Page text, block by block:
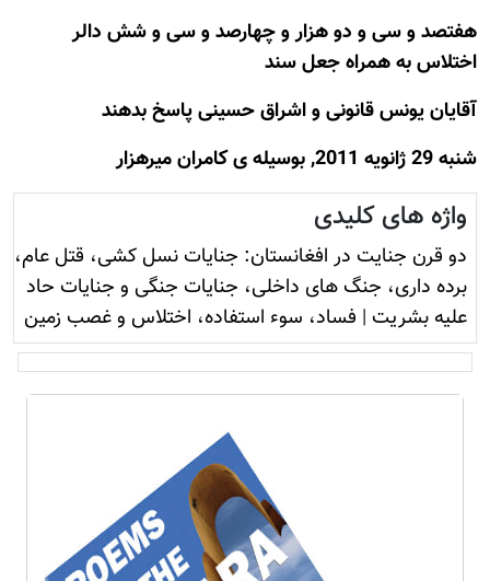
هفتصد و سی و دو هزار و چهارصد و سی و شش دالر
اختلاس به همراه جعل سند
آقايان يونس قانونی و اشراق حسينی پاسخ بدهند
شنبه 29 ژانويه 2011, بوسيله ى کامران میرهزار
واژه های کلیدی
دو قرن جنایت در افغانستان: جنایات نسل کشی، قتل عام،
برده داری، جنگ های داخلی، جنایات جنگی و جنایات حاد
علیه بشریت | فساد، سوء استفاده، اختلاس و غصب زمين